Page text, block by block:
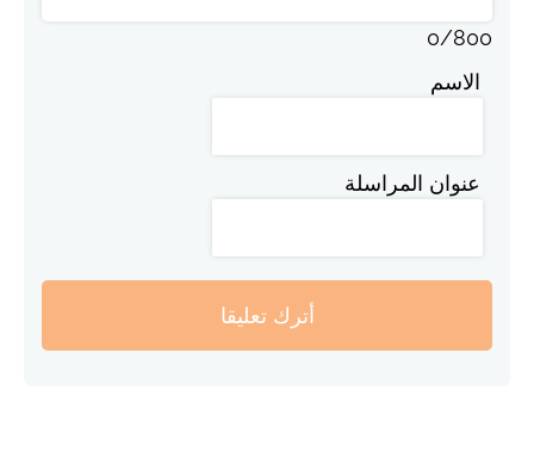
0/800
الاسم
عنوان المراسلة
أترك تعليقا